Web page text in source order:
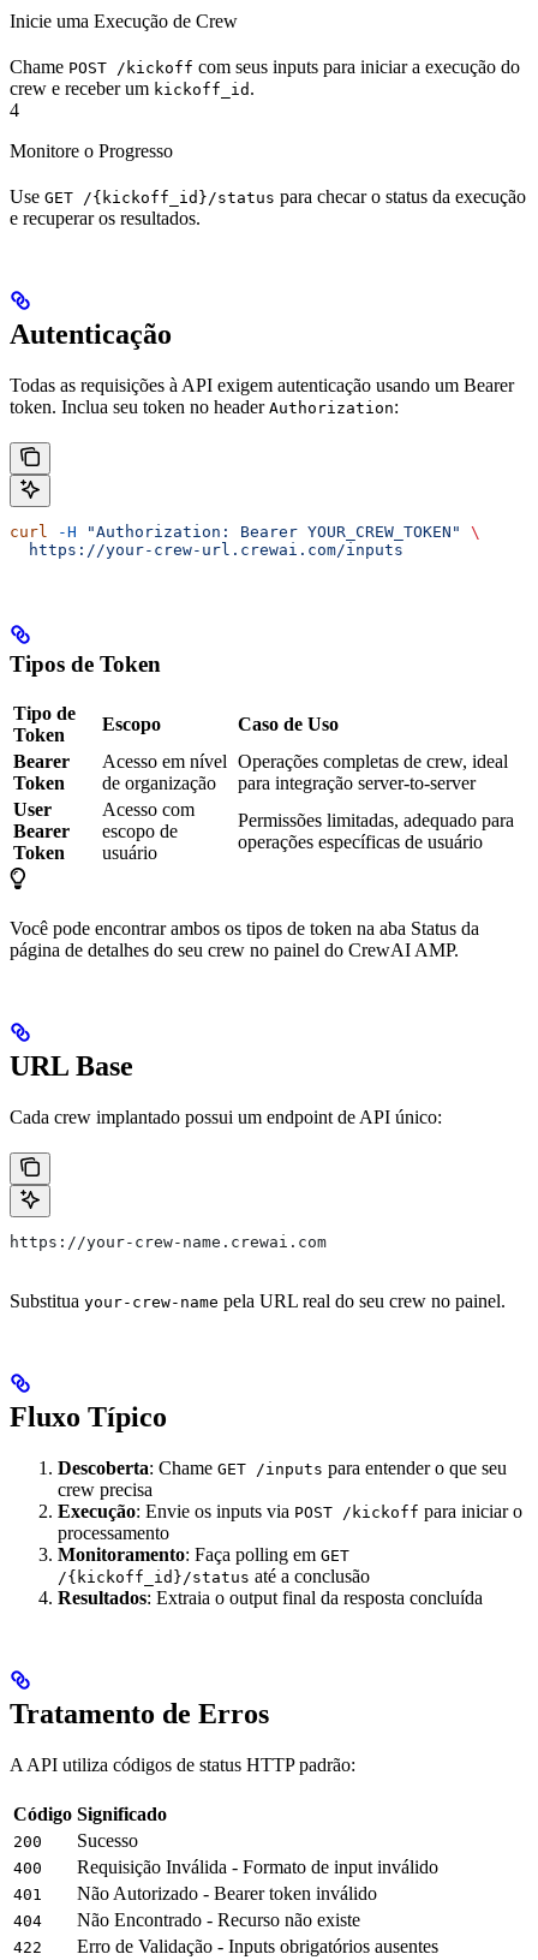
Inicie uma Execução de Crew
Chame POST /kickoff com seus inputs para iniciar a execução do
crew e receber um kickoff_id .
4
Monitore o Progresso
Use GET /{kickoff_id}/status para checar o status da execução
e recuperar os resultados.
Autenticação
Todas as requisições à API exigem autenticação usando um Bearer
token. Inclua seu token no header Authorization:
curl -H "Authorization: Bearer YOUR_CREW_TOKEN"
\
  https://your-crew-url.crewai.com/inputs
Tipos de Token
Tipo de
Token
Escopo
Caso de Uso
Bearer
Token
Acesso em nível
de organização
Operações completas de crew, ideal
para integração server-to-server
User
Bearer
Token
Acesso com
escopo de
usuário
Permissões limitadas, adequado para
operações específicas de usuário
Você pode encontrar ambos os tipos de token na aba Status da
página de detalhes do seu crew no painel do CrewAI AMP.
URL Base
Cada crew implantado possui um endpoint de API único:
https://your-crew-name.crewai.com
Substitua your-crew-name pela URL real do seu crew no painel.
Fluxo Típico
Descoberta: Chame GET /inputs para entender o que seu
crew precisa
Execução: Envie os inputs via POST /kickoff para iniciar o
processamento
Monitoramento: Faça polling em GET
/{kickoff_id}/status até a conclusão
Resultados: Extraia o output final da resposta concluída
Tratamento de Erros
A API utiliza códigos de status HTTP padrão:
Código Significado
200 Sucesso
400 Requisição Inválida - Formato de input inválido
401 Não Autorizado - Bearer token inválido
404 Não Encontrado - Recurso não existe
422 Erro de Validação - Inputs obrigatórios ausentes